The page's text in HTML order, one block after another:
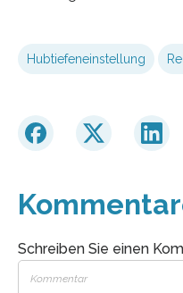
Hubtiefeneinstellung
Schreiben Sie einen